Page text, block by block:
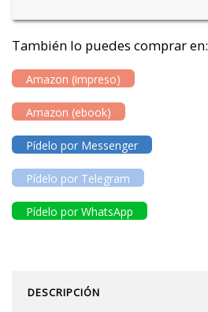
También lo puedes comprar en:
Amazon (impreso)
Amazon (ebook)
Pídelo por Messenger
Pídelo por Telegram
Pídelo por WhatsApp
DESCRIPCIÓN